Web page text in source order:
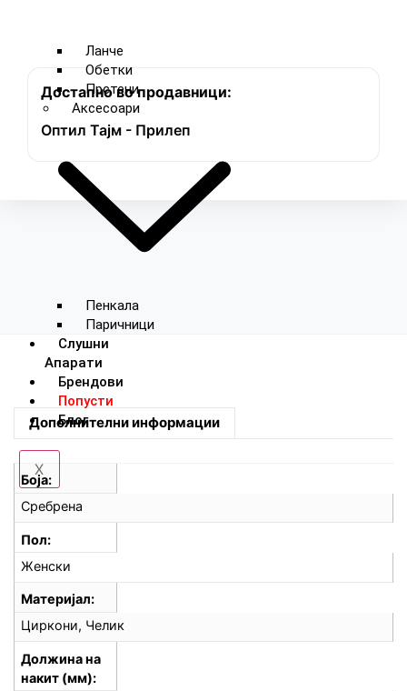
Ланче
Обетки
Прстени
Аксесоари
Пенкала
Паричници
Слушни
Апарати
Брендови
Попусти
Блог
X
Достапно во продавници:
Оптил Тајм - Прилеп
Дополнителни информации
Боја
Сребрена
Пол
Женски
Материјал
Циркони, Челик
Должина на
накит (мм)